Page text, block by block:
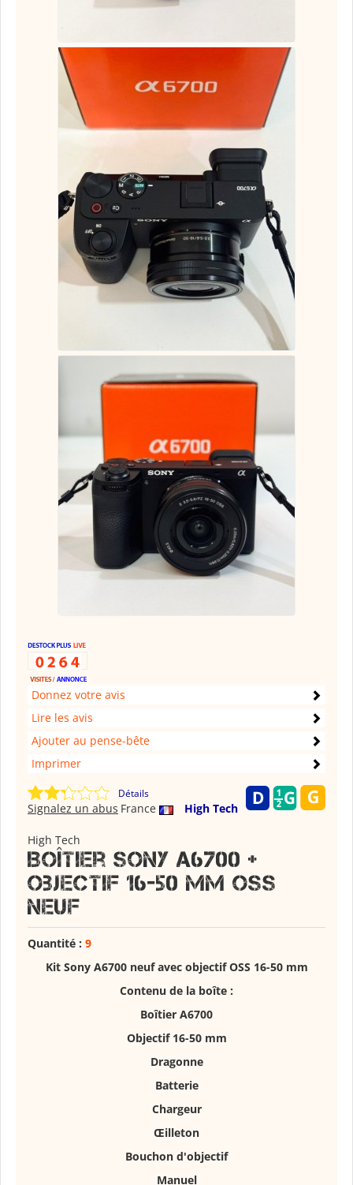
Donnez votre avis
Lire les avis
Ajouter au pense-bête
Imprimer
Détails
France High Tech
Signalez un abus
High Tech
Boîtier Sony A6700 +
objectif 16-50 mm Oss
neuf
Quantité : 9
Kit Sony A6700 neuf avec objectif OSS 16-50 mm
Contenu de la boîte :
Boîtier A6700
Objectif 16-50 mm
Dragonne
Batterie
Chargeur
Œilleton
Bouchon d'objectif
Manuel